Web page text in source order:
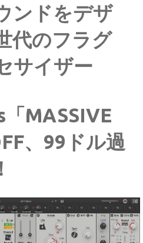
ンドをデザ
代のフラグ
サイザー
MASSIVE
、99ドル過